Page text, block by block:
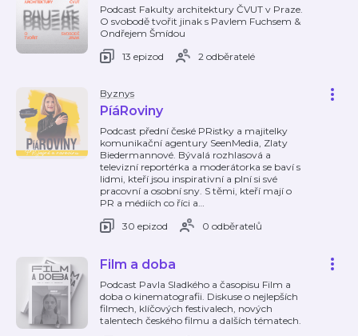
Podcast Fakulty architektury ČVUT v Praze.
O svobodě tvořit jinak s Pavlem Fuchsem &
Ondřejem Šmídou
13 epizod
2 odběratelé
Byznys
PíáRoviny
Podcast přední české PRistky a majitelky
komunikační agentury SeenMedia, Zlaty
Biedermannové. Bývalá rozhlasová a
televizní reportérka a moderátorka se baví s
lidmi, kteří jsou inspirativní a plní si své
pracovní a osobní sny. S těmi, kteří mají o
PR a médiích co říci a…
30 epizod
0 odběratelů
Film a doba
Podcast Pavla Sladkého a časopisu Film a
doba o kinematografii. Diskuse o nejlepších
filmech, klíčových festivalech, nových
talentech českého filmu a dalších tématech.